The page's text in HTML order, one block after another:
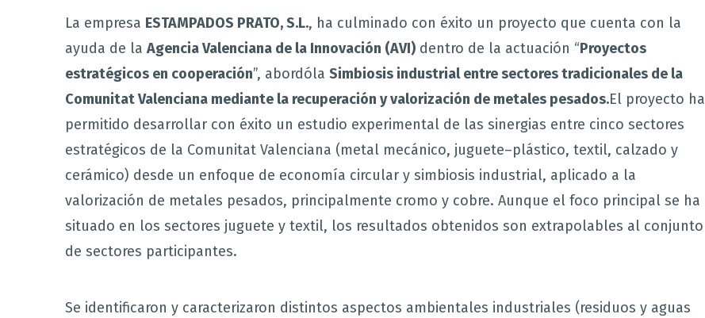
La empresa ESTAMPADOS PRATO, S.L., ha culminado con éxito un proyecto que cuenta con la
ayuda de la Agencia Valenciana de la Innovación (AVI) dentro de la actuación “Proyectos
estratégicos en cooperación”, abordóla Simbiosis industrial entre sectores tradicionales de la
Comunitat Valenciana mediante la recuperación y valorización de metales pesados.El proyecto ha
permitido desarrollar con éxito un estudio experimental de las sinergias entre cinco sectores
estratégicos de la Comunitat Valenciana (metal mecánico, juguete–plástico, textil, calzado y
cerámico) desde un enfoque de economía circular y simbiosis industrial, aplicado a la
valorización de metales pesados, principalmente cromo y cobre. Aunque el foco principal se ha
situado en los sectores juguete y textil, los resultados obtenidos son extrapolables al conjunto
de sectores participantes.
Se identificaron y caracterizaron distintos aspectos ambientales industriales (residuos y aguas